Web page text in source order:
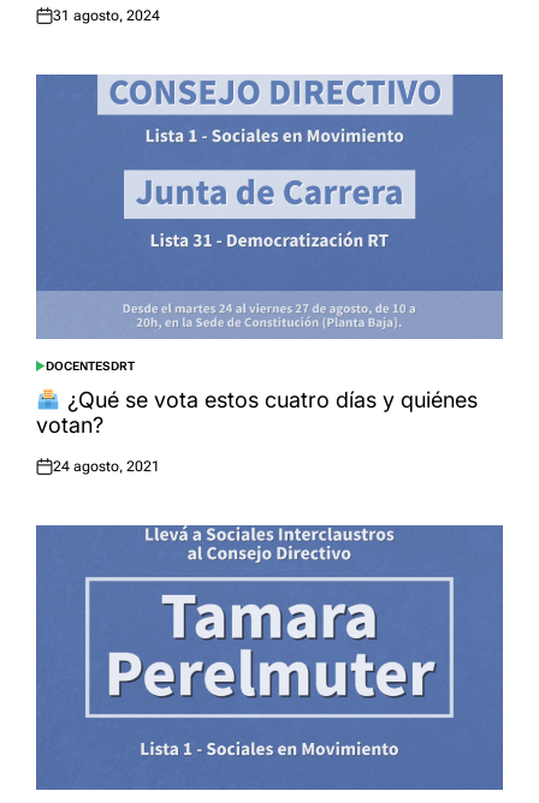
Posted
31 agosto, 2024
POSTED
IN
DOCENTESDRT
¿Qué se vota estos cuatro días y quiénes
votan?
Posted
24 agosto, 2021